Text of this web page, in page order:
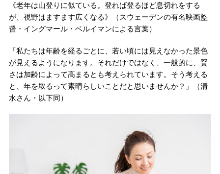
《老年は山登りに似ている。登れば登るほど息切れをする
が、視野はますます広くなる》（スウェーデンの有名映画監
督・イングマール・ベルイマンによる言葉）
「私たちは年齢を経るごとに、若い頃には見えなかった景色
が見えるようになります。それだけではなく、一般的に、賢
さは加齢によって高まるとも考えられています。そう考える
と、年を取るって素晴らしいことだと思いませんか？」（清
水さん・以下同）